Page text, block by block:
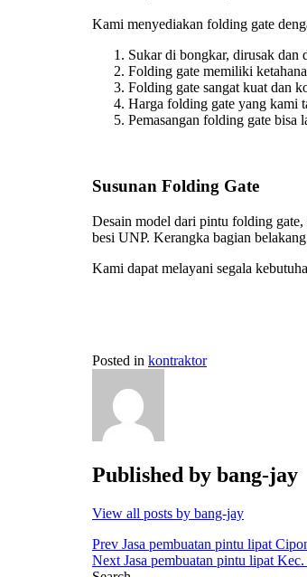
Kami menyediakan folding gate
Sukar di bongkar, dirusak dan
Folding gate memiliki
Folding gate sangat kuat dan
Harga folding gate yang kami
Pemasangan folding gate bisa
Susunan Folding Gate
Desain model dari pintu folding
besi UNP. Kerangka bagian
Kami dapat melayani segala
Posted in kontraktor
Published by bang-jay
View all posts by bang-jay
Post
navigation
Prev Jasa pembuatan pintu lipat
Next Jasa pembuatan pintu lipat